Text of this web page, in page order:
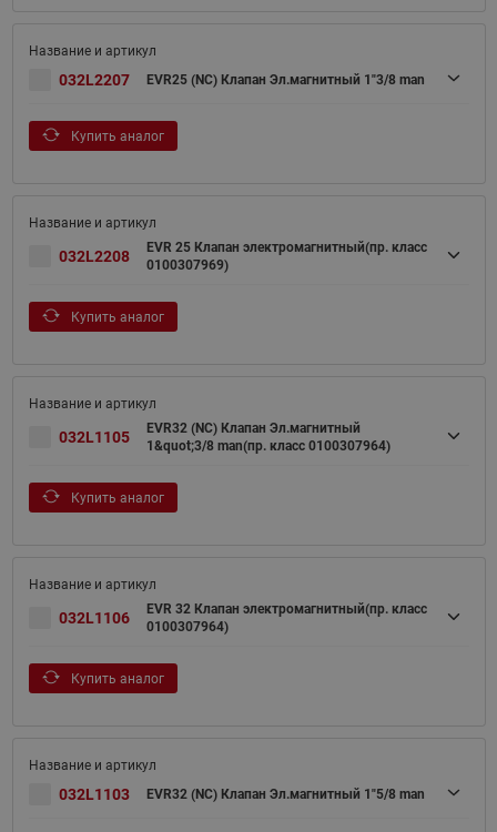
032L2207 EVR25 (NC) Клапан Эл.магнитный 1"3/8 man
Купить аналог
032L2208
EVR 25 Клапан электромагнитный(пр. класс
0100307969)
Купить аналог
032L1105
EVR32 (NC) Клапан Эл.магнитный
1&quot;3/8 man(пр. класс 0100307964)
Купить аналог
032L1106
EVR 32 Клапан электромагнитный(пр. класс
0100307964)
Купить аналог
032L1103 EVR32 (NC) Клапан Эл.магнитный 1"5/8 man